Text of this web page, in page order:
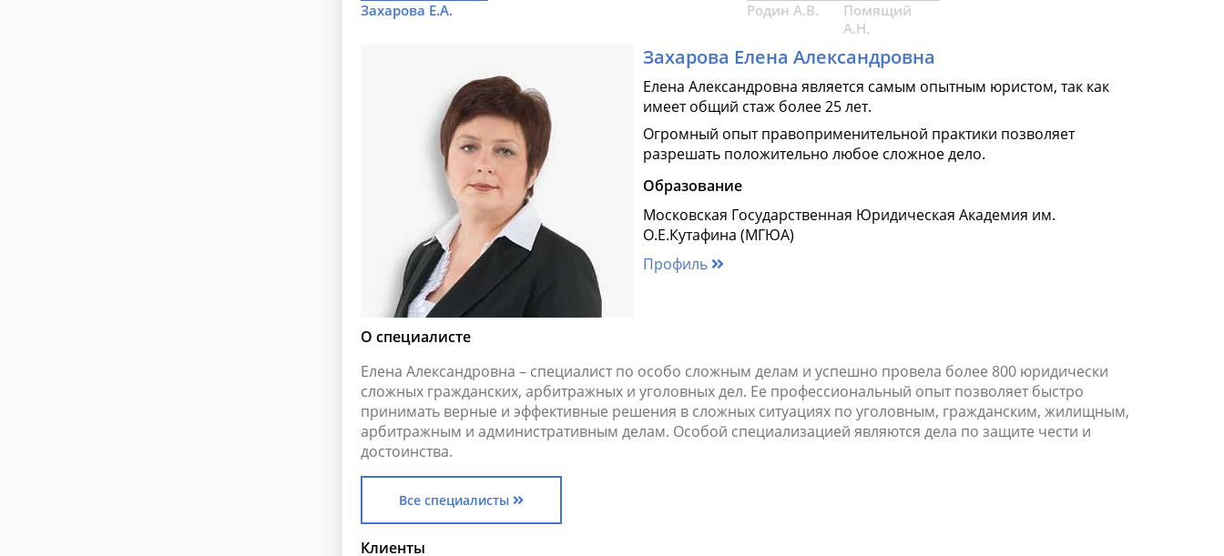
Захарова Е.А. Родин А.В.
Помящий
А.Н.
Захарова Елена Александровна
Елена Александровна является самым опытным юристом, так как
имеет общий стаж более 25 лет.
Огромный опыт правоприменительной практики позволяет
разрешать положительно любое сложное дело.
Образование
Московская Государственная Юридическая Академия им.
О.Е.Кутафина (МГЮА)
Профиль
О специалисте
Елена Александровна – специалист по особо сложным делам и успешно провела более 800 юридически
сложных гражданских, арбитражных и уголовных дел. Ее профессиональный опыт позволяет быстро
принимать верные и эффективные решения в сложных ситуациях по уголовным, гражданским, жилищным,
арбитражным и административным делам. Особой специализацией являются дела по защите чести и
достоинства.
Все специалисты
Клиенты